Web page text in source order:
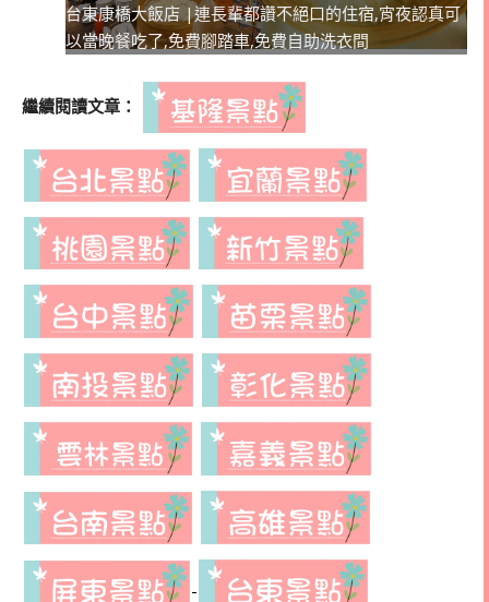
台東康橋大飯店 |連長輩都讚不絕口的住宿,宵夜認真可
以當晚餐吃了,免費腳踏車,免費自助洗衣間
繼續閱讀文章：